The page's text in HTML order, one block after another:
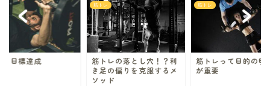
と目標達成
筋トレ
筋トレの落とし穴！？利
き足の偏りを克服するメ
ソッド
筋トレ
筋トレって目的の明
が重要